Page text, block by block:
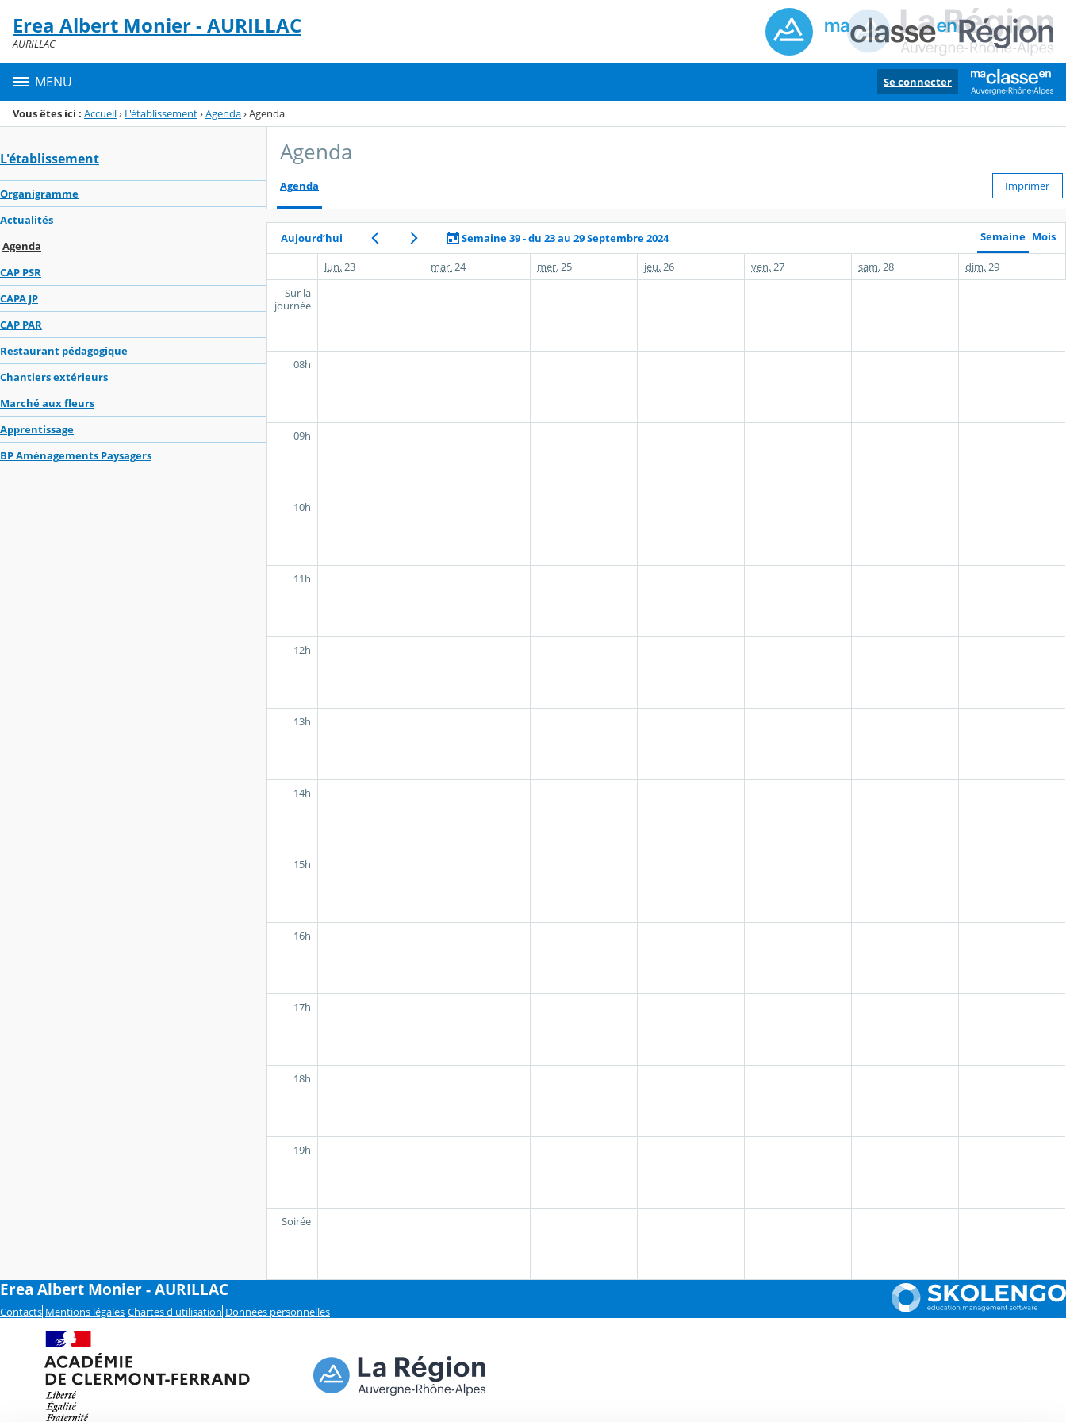
Menu de la rubrique
Contenu
Erea Albert Monier - AURILLAC
AURILLAC
MENU Se connecter
Vous êtes ici : Accueil› L'établissement›Agenda›Agenda
L'établissement
Organigramme
Actualités
Agenda
CAP PSR
CAPA JP
CAP PAR
Restaurant pédagogique
Chantiers extérieurs
Marché aux fleurs
Apprentissage
BP Aménagements Paysagers
Agenda
Agenda Imprimer
Aujourd’hui Semaine 39 - du 23 au 29 Septembre 2024 Semaine Mois
lun. 23 mar. 24 mer. 25 jeu. 26 ven. 27 sam. 28 dim. 29
Sur la
journée
08h
09h
10h
11h
12h
13h
14h
15h
16h
17h
18h
19h
Soirée
Erea Albert Monier - AURILLAC
Contacts Mentions légales Chartes d'utilisation Données personnelles